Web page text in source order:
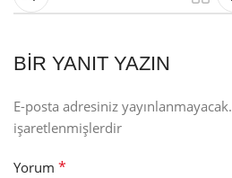
BIR YANIT YAZIN
E-posta adresiniz yayınlanmayacak.
işaretlenmişlerdir
Yorum *